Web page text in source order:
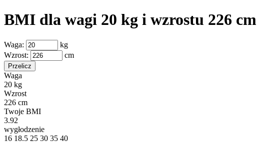
BMI dla wagi 20 kg i wzrostu 226 cm
Waga:
kg
Wzrost:
cm
Przelicz
Waga
20 kg
Wzrost
226 cm
Twoje BMI
3.92
wygłodzenie
16 18.5 25 30 35 40